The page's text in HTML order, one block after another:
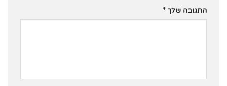
התגובה שלך *